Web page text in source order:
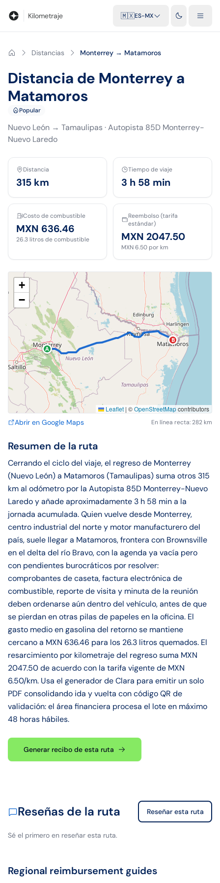
Kilometraje 🇲🇽ES-MX
Distancias Monterrey → Matamoros
Distancia de Monterrey a
Matamoros
Popular
Nuevo León → Tamaulipas·Autopista 85D Monterrey-
Nuevo Laredo
Distancia
315 km
Tiempo de viaje
3 h 58 min
Costo de combustible
MXN 636.46
26.3 litros de combustible
Reembolso (tarifa
estándar)
MXN 2047.50
MXN 6.50 por km
A
B
+
−
Leaflet | ©OpenStreetMapcontributors
Abrir en Google Maps En línea recta: 282 km
Resumen de la ruta
Cerrando el ciclo del viaje, el regreso de Monterrey
(Nuevo León) a Matamoros (Tamaulipas) suma otros 315
km al odómetro por la Autopista 85D Monterrey-Nuevo
Laredo y añade aproximadamente 3 h 58 min a la
jornada acumulada. Quien vuelve desde Monterrey,
centro industrial del norte y motor manufacturero del
país, suele llegar a Matamoros, frontera con Brownsville
en el delta del río Bravo, con la agenda ya vacía pero
con pendientes burocráticos por resolver:
comprobantes de caseta, factura electrónica de
combustible, reporte de visita y minuta de la reunión
deben ordenarse aún dentro del vehículo, antes de que
se pierdan en otras pilas de papeles en la oficina. El
gasto medio en gasolina del retorno se mantiene
cercano a MXN 636.46 para los 26.3 litros quemados. El
resarcimiento por kilometraje del regreso suma MXN
2047.50 de acuerdo con la tarifa vigente de MXN
6.50/km. Usa el generador de Clara para emitir un solo
PDF consolidando ida y vuelta con código QR de
validación: el área financiera procesa el lote en máximo
48 horas hábiles.
Generar recibo de esta ruta
Reseñas de la ruta Reseñar esta ruta
Sé el primero en reseñar esta ruta.
Regional reimbursement guides